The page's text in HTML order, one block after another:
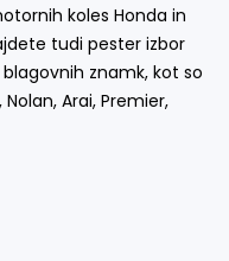
koles Honda in
tudi pester izbor
znamk, kot so
Arai, Premier,